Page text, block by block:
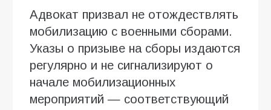
Адвокат призвал не отождествлять
мобилизацию с военными сборами.
Указы о призыве на сборы издаются
регулярно и не сигнализируют о
начале мобилизационных
мероприятий — соответствующий